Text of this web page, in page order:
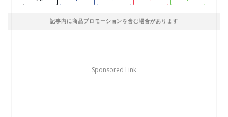
記事内に商品プロモーションを含む場合があります
Sponsored Link